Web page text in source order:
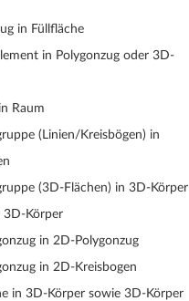
in Füllfläche
in Polygonzug oder 3D-
Raum
(Linien/Kreisbögen) in
(3D-Flächen) in 3D-Körper
3D-Körper
in 2D-Polygonzug
in 2D-Kreisbogen
in 3D-Körper sowie 3D-Körper